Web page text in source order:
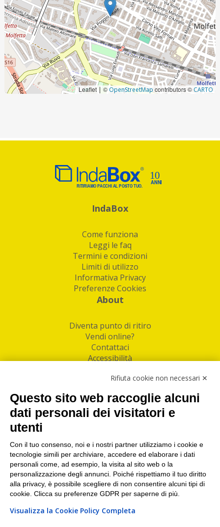
Leaflet | © OpenStreetMap contributors ©CARTO
IndaBox
Come funziona
Leggi le faq
Termini e condizioni
Limiti di utilizzo
Informativa Privacy
Preferenze Cookies
About
Diventa punto di ritiro
Vendi online?
Contattaci
Accessibilità
Facebook
Linkedin
I nostri punti di ritiro e spedizione pacchi nelle
maggiori città italiane
Torino|Milano|Roma|Bologna|Firenze| Genova
Napoli|Varese
Rifiuta cookie non necessari ✕
Questo sito web raccoglie alcuni
dati personali dei visitatori e
utenti
Con il tuo consenso, noi e i nostri partner utilizziamo i cookie e
tecnologie simili per archiviare, accedere ed elaborare i dati
personali come, ad esempio, la visita al sito web o la
personalizzazione degli annunci. Poiché rispettiamo il tuo diritto
alla privacy, è possibile scegliere di non consentire alcuni tipi di
cookie. Clicca su preferenze GDPR per saperne di più.
Visualizza la Cookie Policy Completa